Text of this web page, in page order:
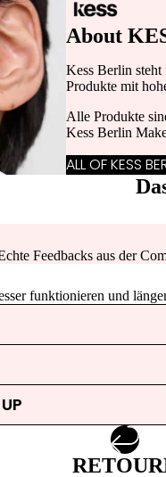
About
Kess Berlin
Produkte mit
Alle Produkte
Kess Berlin
ALL OF KESS
Feedbacks aus der
funktionieren und